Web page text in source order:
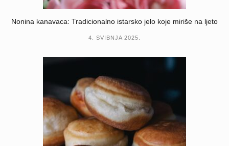
Nonina kanavaca: Tradicionalno istarsko jelo koje miriše na ljeto
4. SVIBNJA 2025.